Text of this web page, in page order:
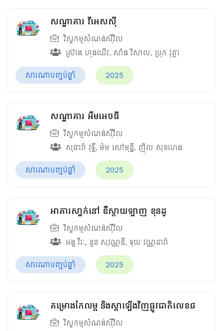
សណ្ឋាគារ វីអេសស៊ី
វិស្វកម្មសំណង់ស៊ីវិល
ស្រ៊ាង ហុងឈីវ, សាំង វិសាល, ប្រុក វុត្ថា
សារណាបញ្ចប់ឆ្នាំ 2025
សណ្ឋាគារ អឹមអេចធី
វិស្វកម្មសំណង់ស៊ីវិល
សុធារ៉ា វុទ្ធី, ម៉ម សៅមុន្នី, ញ៉ិល សុខហេង
សារណាបញ្ចប់ឆ្នាំ 2025
អាគារសា្នក់នៅ ឌឺស្កាយឡាញ​ ខុនដូ
វិស្វកម្មសំណង់ស៊ីវិល
អង្គ​​ វីរៈ, នួន​ សុវណ្ណឌី, ទុយ វណ្ណដារ៉ា
សារណាបញ្ចប់ឆ្នាំ 2025
គម្រោងកែលម្អ និងស្តាឡើងវិញផ្លូវជាតិលេខ៨
វិស្វកម្មសំណង់ស៊ីវិល